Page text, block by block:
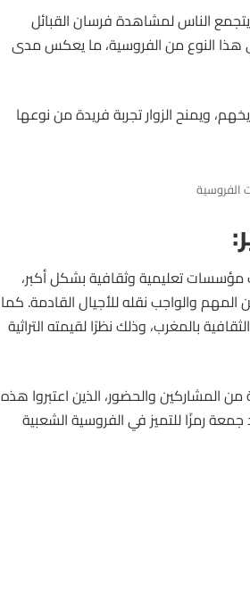
الناس لمشاهدة فرسان القبائل
هذا النوع من الفروسية، ما يعكس مدى
ويمنح الزوار تجربة فريدة من نوعها
الفروسية
مؤسسات تعليمية وثقافية بشكل أكبر،
والواجب نقله للأجيال القادمة. كما
بالمغرب، وذلك نظرًا لقيمته التراثية
المشاركين والحضور، الذين اعتبروا هذه
رمزًا للتميز في الفروسية الشعبية